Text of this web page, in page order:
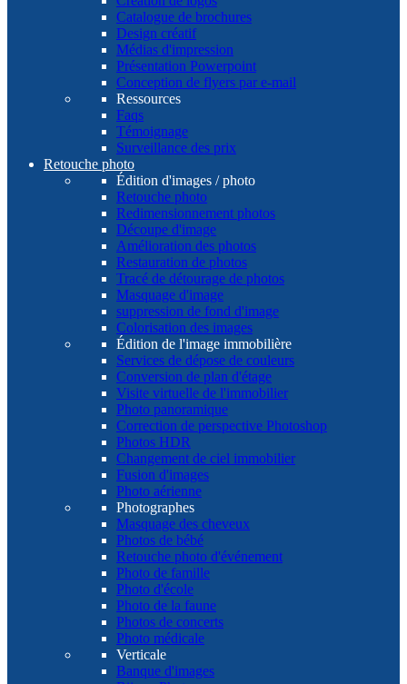
Catalogue de brochures
Design créatif
Médias d'impression
Présentation Powerpoint
Conception de flyers par e-mail
Ressources
Faqs
Témoignage
Surveillance des prix
Retouche photo
Édition d'images / photo
Retouche photo
Redimensionnement photos
Découpe d'image
Amélioration des photos
Restauration de photos
Tracé de détourage de photos
Masquage d'image
suppression de fond d'image
Colorisation des images
Édition de l'image immobilière
Services de dépose de couleurs
Conversion de plan d'étage
Visite virtuelle de l'immobilier
Photo panoramique
Correction de perspective Photoshop
Photos HDR
Changement de ciel immobilier
Fusion d'images
Photo aérienne
Photographes
Masquage des cheveux
Photos de bébé
Retouche photo d'événement
Photo de famille
Photo d'école
Photo de la faune
Photos de concerts
Photo médicale
Verticale
Banque d'images